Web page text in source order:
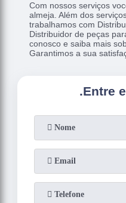
Com nossos serviços
almeja. Além dos
trabalhamos com
Distribuidor de peças
conosco e saiba mais
Garantimos a sua
.Entre